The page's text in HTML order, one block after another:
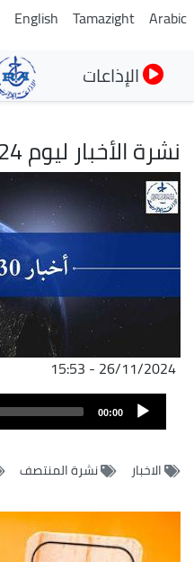
Arabic
Tamazight
English
الإذاعات
نشرة الأخبار ليوم 26/11/2024
الصورة
26/11/2024 - 15:53
ملف
الصوت
Audio
Player
00:00
الاخبار نشرة المنتصف